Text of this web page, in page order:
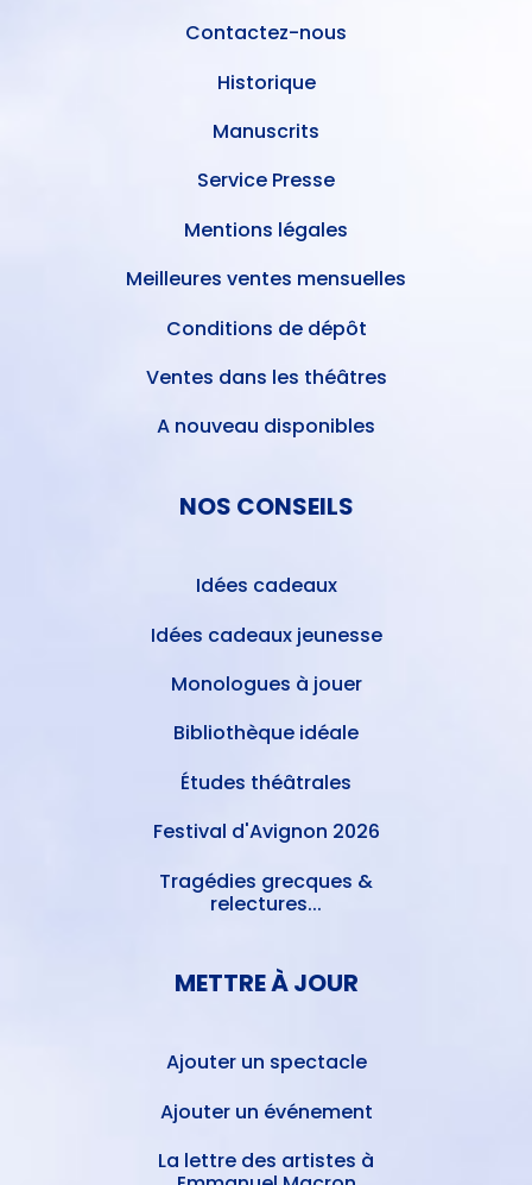
Contactez-nous
Historique
Manuscrits
Service Presse
Mentions légales
Meilleures ventes mensuelles
Conditions de dépôt
Ventes dans les théâtres
A nouveau disponibles
NOS CONSEILS
Idées cadeaux
Idées cadeaux jeunesse
Monologues à jouer
Bibliothèque idéale
Études théâtrales
Festival d'Avignon 2026
Tragédies grecques &
relectures...
METTRE À JOUR
Ajouter un spectacle
Ajouter un événement
La lettre des artistes à